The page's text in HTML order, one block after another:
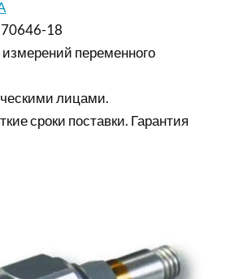
18
переменного
лицами.
сроки поставки. Гарантия